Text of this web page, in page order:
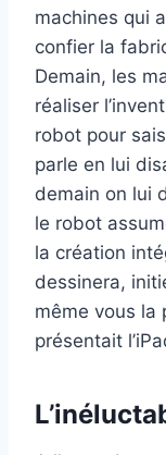
machines qui
confier la
Demain, les
réaliser
robot pour
parle en lui
demain on lui
le robot
la création
dessinera,
même vous la
présentait